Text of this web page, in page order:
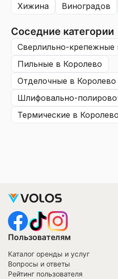
хижина
виноградов
Соседние категории
сверлильно-крепежные
пильные в Королево
отделочные в Королево
шлифовально-
термические в Королево
Пользователям
Каталог оренды и услуг
Вопросы и ответы
Рейтинг пользователя